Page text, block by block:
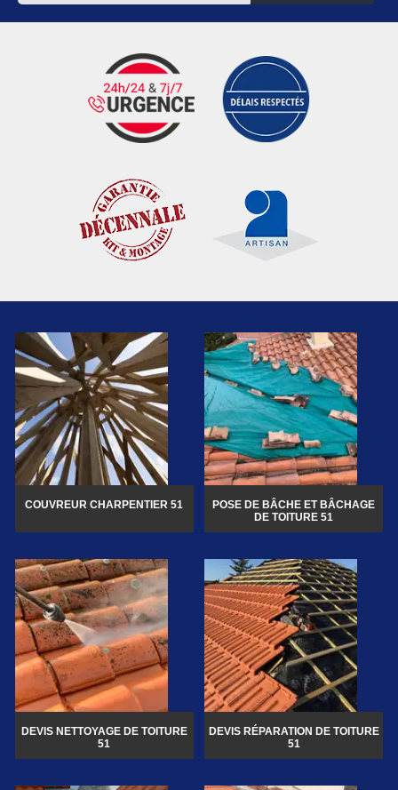
COUVREUR CHARPENTIER 51
POSE DE BÂCHE ET BÂCHAGE
DE TOITURE 51
DEVIS NETTOYAGE DE TOITURE
51
DEVIS RÉPARATION DE TOITURE
51